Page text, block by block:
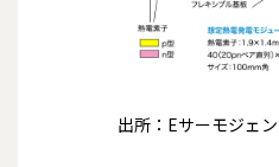
出所：Eサーモジェ